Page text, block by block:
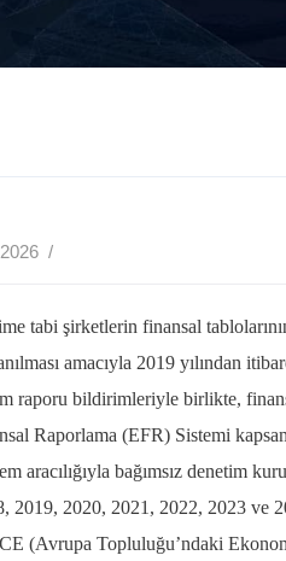
tabi şirketlerin finansal
amacıyla 2019 yılından
raporu bildirimleriyle birlikte,
Raporlama (EFR) Sistemi
aracılığıyla bağımsız denetim
2019, 2020, 2021, 2022, 2023 ve
(Avrupa Topluluğu’ndaki